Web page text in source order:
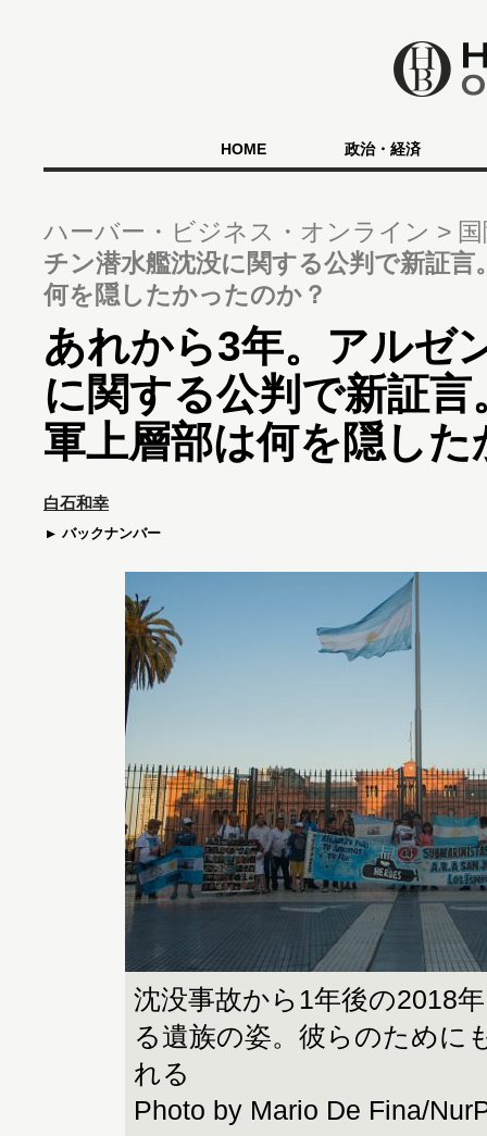
HOME 政治・経済
ハーバー・ビジネス・オンライン
チン潜水艦沈没に関する公判で新証
何を隠したかったのか？
あれから3年。アルゼ
に関する公判で新証
軍上層部は何を隠し
白石和幸
バックナンバー
沈没事故から1年後の2018
る遺族の姿。彼らのために
れる
Photo by Mario De Fina/